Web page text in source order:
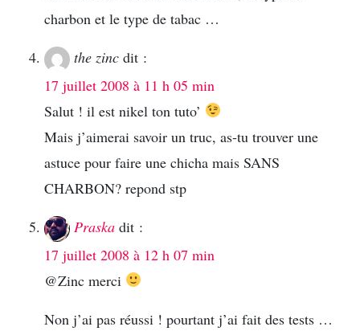
charbon et le type de tabac …
the zinc dit :
17 juillet 2008 à 11 h 05 min
Salut ! il est nikel ton tuto’
Mais j’aimerai savoir un truc, as-tu trouver une
astuce pour faire une chicha mais SANS
CHARBON? repond stp
Praska dit :
17 juillet 2008 à 12 h 07 min
@Zinc merci
Non j’ai pas réussi ! pourtant j’ai fait des tests …